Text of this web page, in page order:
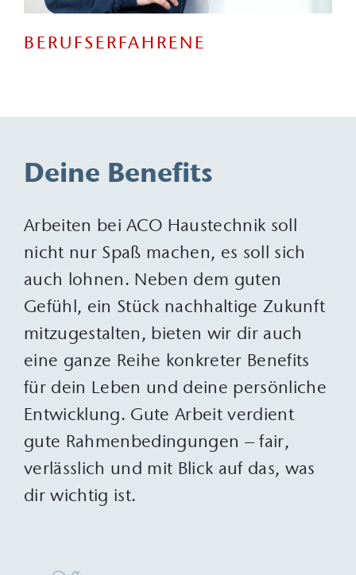
BERUFSERFAHRENE
Deine Benefits
Arbeiten bei ACO Haustechnik soll
nicht nur Spaß machen, es soll sich
auch lohnen. Neben dem guten
Gefühl, ein Stück nachhaltige Zukunft
mitzugestalten, bieten wir dir auch
eine ganze Reihe ­konkreter Benefits
für dein Leben und deine ­persönliche
Entwicklung. Gute Arbeit verdient
gute Rahmenbedingungen – fair,
verlässlich und mit Blick auf das, was
dir wichtig ist.